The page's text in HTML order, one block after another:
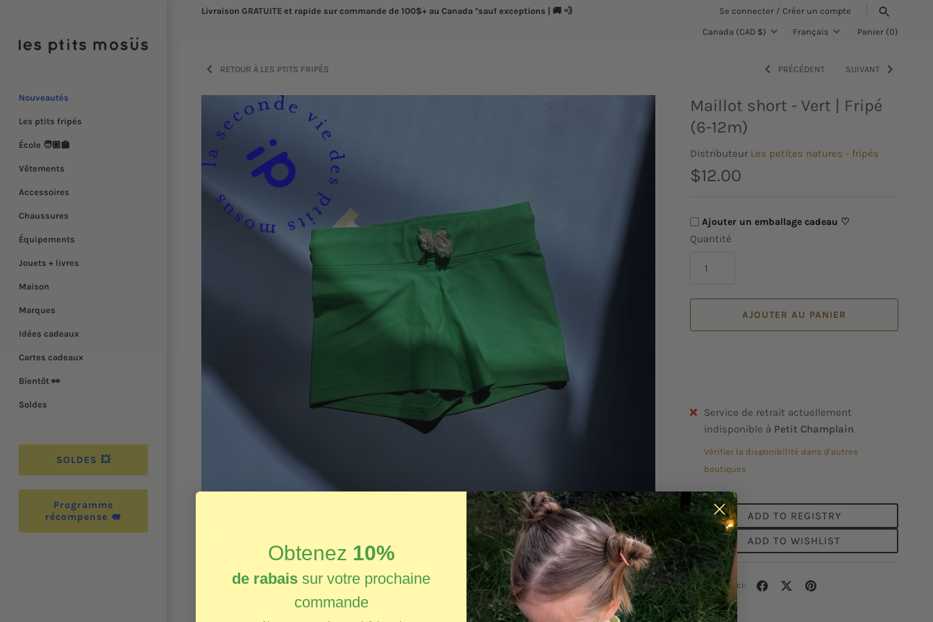
contenu
Livraison GRATUITE et rapide sur commande de 100$+ au Canada *sauf exceptions | 🚚 💨 Se connecter / Créer un compte
Devise
Canada (CAD $) Langue
Français Panier (0)
RECHERCHE
Nouveautés
Les ptits fripés
École 🧑🏼‍🏫
Vêtements
Accessoires
Chaussures
Équipements
Jouets + livres
Maison
Marques
Idées cadeaux
Cartes cadeaux
Bientôt 👀
Soldes
SOLDES 💥
Programme
récompense 🐖
RETOUR À LES PTITS FRIPÉS PRÉCÉDENT SUIVANT
Maillot short - Vert | Fripé
(6-12m)
Distributeur Les petites natures - fripés
$12.00
Ajouter un emballage cadeau ♡
Quantité
AJOUTER AU PANIER
Service de retrait actuellement
indisponible à Petit Champlain
Vérifier la disponibilité dans d'autres
boutiques
ADD TO REGISTRY
ADD TO WISHLIST
Partager ceci: PartagerTweeterÉpingler
Obtenez 10%
de rabais sur votre prochaine
commande